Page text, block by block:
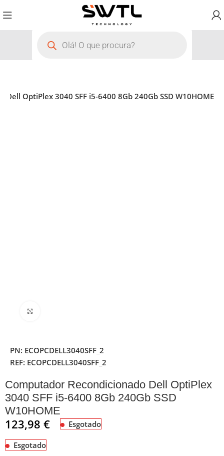
OptiPlex 3040 SFF i5-6400 8Gb 240Gb SSD W10HOME
PN: ECOPCDELL3040SFF_2
REF: ECOPCDELL3040SFF_2
Computador Recondicionado Dell OptiPlex
3040 SFF i5-6400 8Gb 240Gb SSD
W10HOME
123,98€ Esgotado
Esgotado